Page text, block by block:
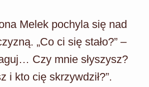
Melek pochyla się nad
„Co ci się stało?” –
Czy mnie słyszysz?
i kto cię skrzywdził?”.